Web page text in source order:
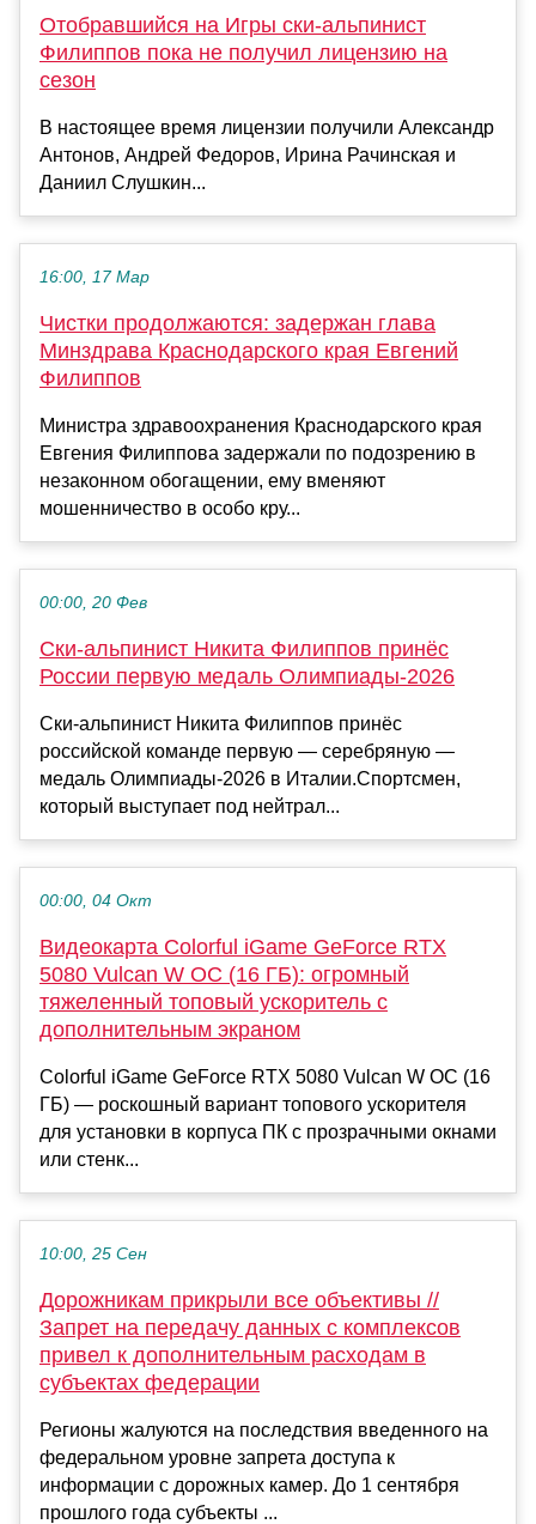
Отобравшийся на Игры ски-альпинист
Филиппов пока не получил лицензию на
сезон
В настоящее время лицензии получили Александр
Антонов, Андрей Федоров, Ирина Рачинская и
Даниил Слушкин...
16:00, 17 Мар
Чистки продолжаются: задержан глава
Минздрава Краснодарского края Евгений
Филиппов
Министра здравоохранения Краснодарского края
Евгения Филиппова задержали по подозрению в
незаконном обогащении, ему вменяют
мошенничество в особо кру...
00:00, 20 Фев
Ски-альпинист Никита Филиппов принёс
России первую медаль Олимпиады-2026
Ски-альпинист Никита Филиппов принёс
российской команде первую — серебряную —
медаль Олимпиады-2026 в Италии.Спортсмен,
который выступает под нейтрал...
00:00, 04 Окт
Видеокарта Colorful iGame GeForce RTX
5080 Vulcan W OC (16 ГБ): огромный
тяжеленный топовый ускоритель с
дополнительным экраном
Colorful iGame GeForce RTX 5080 Vulcan W OC (16
ГБ) — роскошный вариант топового ускорителя
для установки в корпуса ПК с прозрачными окнами
или стенк...
10:00, 25 Сен
Дорожникам прикрыли все объективы //
Запрет на передачу данных с комплексов
привел к дополнительным расходам в
субъектах федерации
Регионы жалуются на последствия введенного на
федеральном уровне запрета доступа к
информации с дорожных камер. До 1 сентября
прошлого года субъекты ...